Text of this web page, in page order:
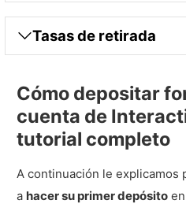
Tasas de retirada
Cómo depositar
cuenta de
tutorial completo
A continuación le explicamos
a hacer su primer depósito